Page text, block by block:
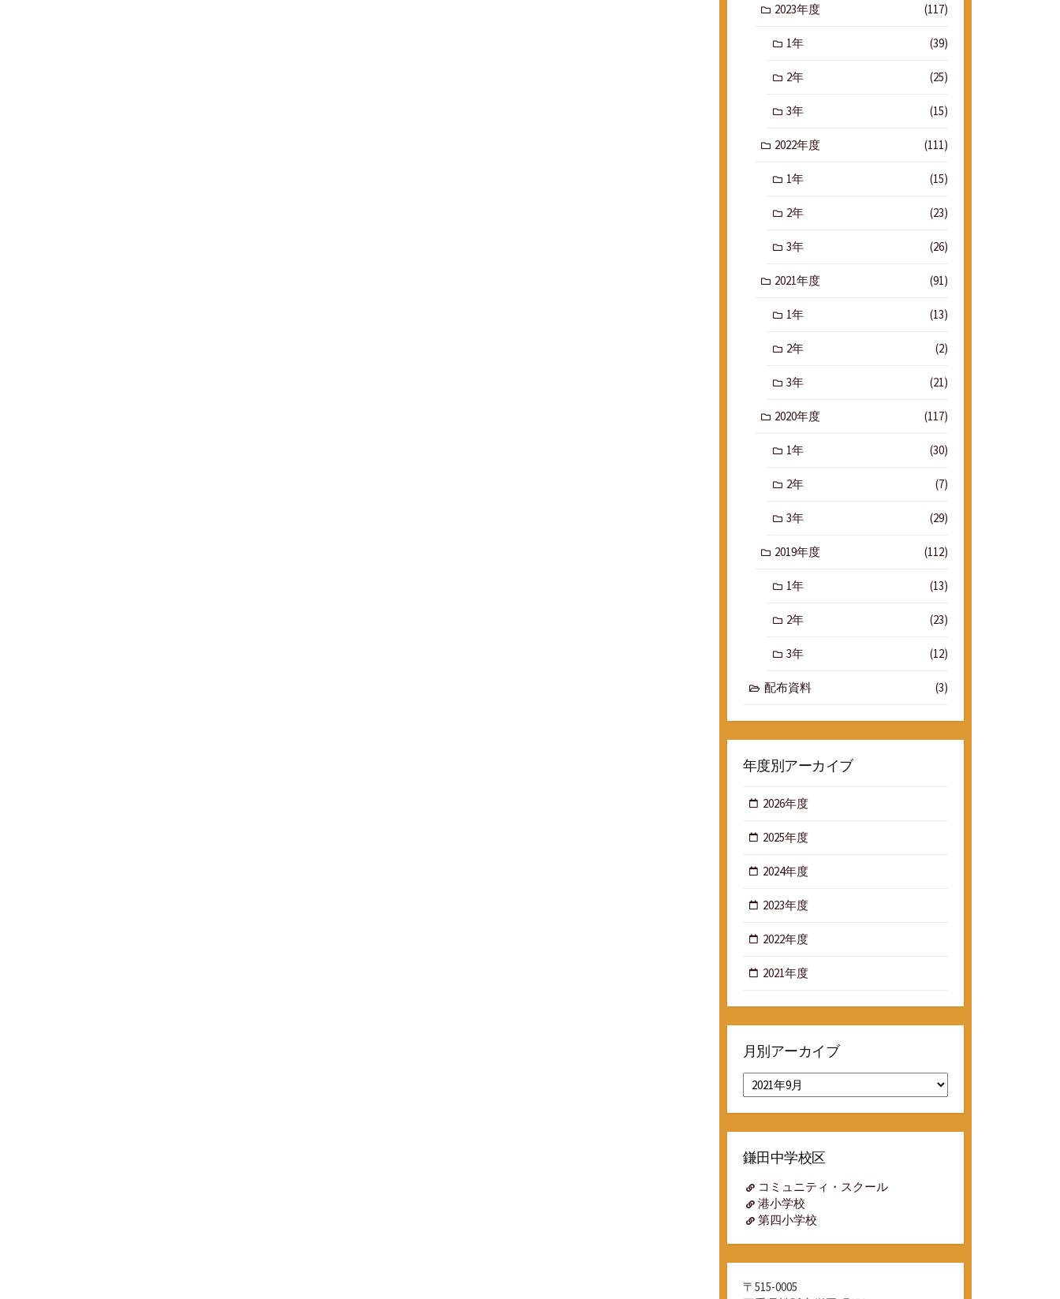
2023年度 (117)
1年 (39)
2年 (25)
3年 (15)
2022年度 (111)
1年 (15)
2年 (23)
3年 (26)
2021年度 (91)
1年 (13)
2年 (2)
3年 (21)
2020年度 (117)
1年 (30)
2年 (7)
3年 (29)
2019年度 (112)
1年 (13)
2年 (23)
3年 (12)
配布資料 (3)
年度別アーカイブ
2026年度
2025年度
2024年度
2023年度
2022年度
2021年度
月別アーカイブ
月
別
ア
ー
イ
鎌田中学校区
コミュニティ・スクール
港小学校
第四小学校
〒515-0005